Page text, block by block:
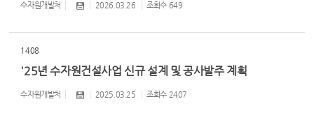
수자원개발처 2026.03.26 조회수 649
1408
'25년 수자원건설사업 신규 설계 및 공사발주 계획
수자원개발처 2025.03.25 조회수 2407